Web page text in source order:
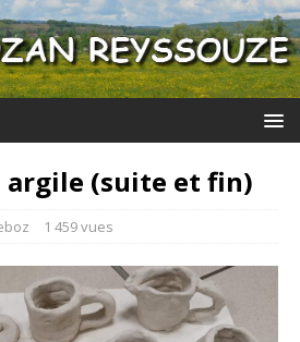
argile (suite et fin)
1 459 vues